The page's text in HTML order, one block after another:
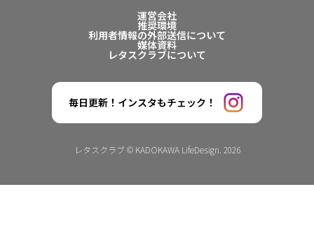
運営会社
推奨環境
利用者情報の外部送信について
媒体資料
レタスクラブについて
毎日更新！インスタもチェック！
レタスクラブ © KADOKAWA LifeDesign. 2026